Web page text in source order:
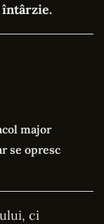
major
se opresc
ci